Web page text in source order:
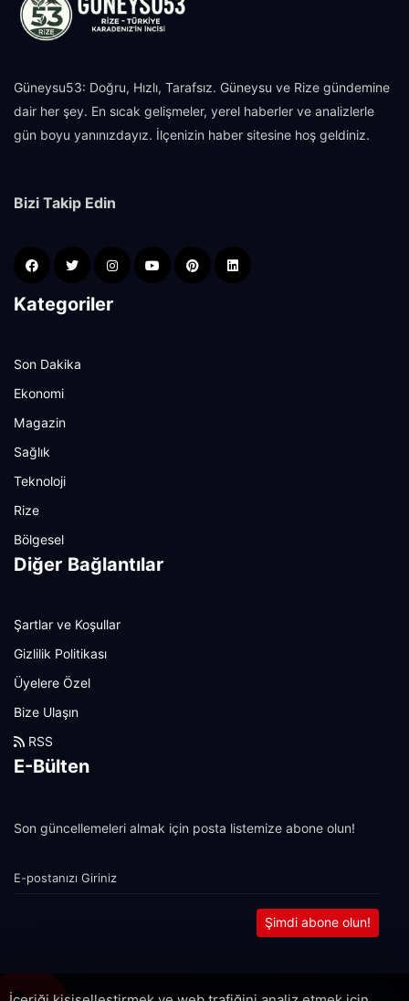
Güneysu53: Doğru, Hızlı, Tarafsız. Güneysu ve Rize gündemine
dair her şey. En sıcak gelişmeler, yerel haberler ve analizlerle
gün boyu yanınızdayız. İlçenizin haber sitesine hoş geldiniz.
Bizi Takip Edin
Kategoriler
Son Dakika
Ekonomi
Magazin
Sağlık
Teknoloji
Rize
Bölgesel
Diğer Bağlantılar
Şartlar ve Koşullar
Gizlilik Politikası
Üyelere Özel
Bize Ulaşın
RSS
E-Bülten
Son güncellemeleri almak için posta listemize abone olun!
Şimdi abone olun!